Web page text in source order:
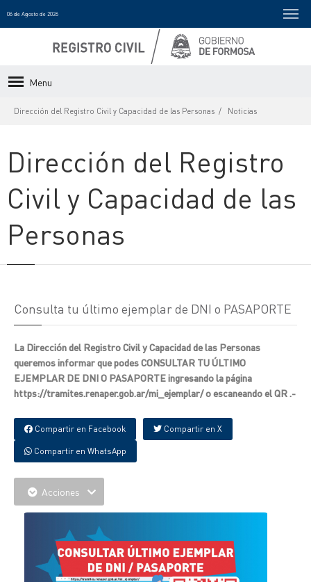
06 de Agosto de 2026
Menu
Dirección del Registro Civil y Capacidad de las Personas Noticias
Dirección del Registro
Civil y Capacidad de las
Personas
Consulta tu último ejemplar de DNI o PASAPORTE
La Dirección del Registro Civil y Capacidad de las Personas
queremos informar que podes CONSULTAR TU ÚLTIMO
EJEMPLAR DE DNI O PASAPORTE ingresando la página
https://tramites.renaper.gob.ar/mi_ejemplar/ o escaneando el QR .-
Compartir en Facebook Compartir en X
Compartir en WhatsApp
Acciones